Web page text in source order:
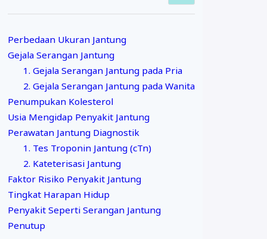
Perbedaan Ukuran Jantung
Gejala Serangan Jantung
1. Gejala Serangan Jantung pada Pria
2. Gejala Serangan Jantung pada Wanita
Penumpukan Kolesterol
Usia Mengidap Penyakit Jantung
Perawatan Jantung Diagnostik
1. Tes Troponin Jantung (cTn)
2. Kateterisasi Jantung
Faktor Risiko Penyakit Jantung
Tingkat Harapan Hidup
Penyakit Seperti Serangan Jantung
Penutup